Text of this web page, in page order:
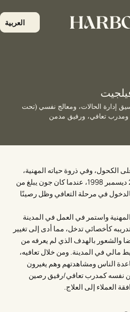
العربية
إدارة الحالات، ومعالج نفسي (تحت
ومدرب تعافي، ورفيق مدمن
الكحول، وفي ذروة حياته المهنية،
أفرط في الشراب، وفي 24 ديسمبر 1998، عندما كان جون يبلغ من
بالدخول في مرحلة التعافي وظل رصينًا
المهنية واستمر في العمل في المدينة
أعاد تدريبه كأخصائي تدخل، مما أدى إلى تغيير
والشعور بالهدف الذي لم يعرفه من
مالي في المدينة. ومن خلال تعافيه،
الناس ومشاهدتهم وهم يغيرون
وفي عام 2016، عيّن نفسه كمدرب تعافي/رفيق رصين
العملاء إلى العلاج.